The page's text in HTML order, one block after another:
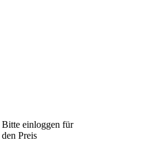
Bitte einloggen für
den Preis